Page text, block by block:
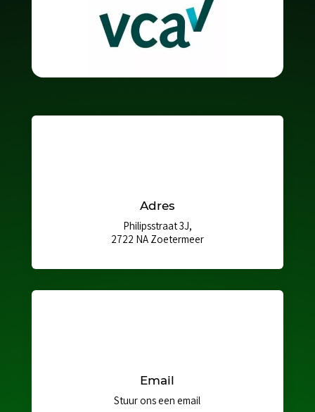
Adres
Philipsstraat 3J,
2722 NA Zoetermeer
Email
Stuur ons een email